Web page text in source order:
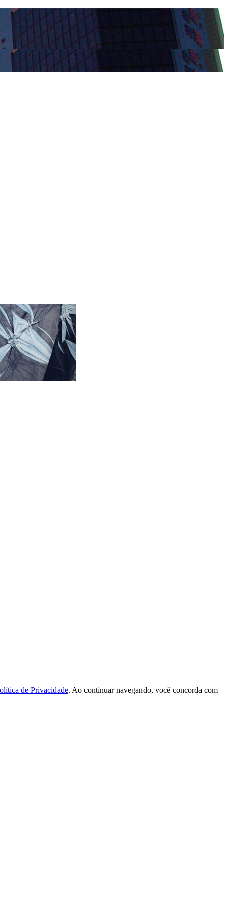
de Privacidade. Ao continuar navegando, você concorda com